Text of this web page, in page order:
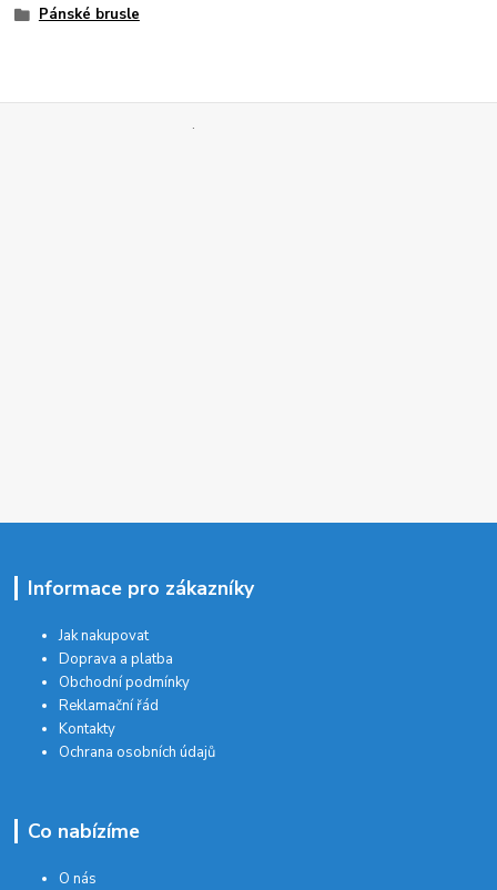
Pánské brusle
.
Informace pro zákazníky
Jak nakupovat
Doprava a platba
Obchodní podmínky
Reklamační řád
Kontakty
Ochrana osobních údajů
Co nabízíme
O nás